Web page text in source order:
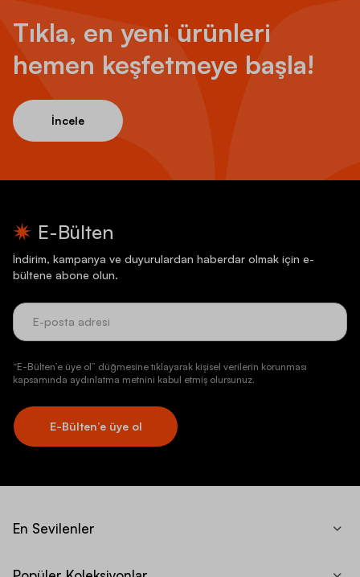
Tıkla, en yeni ürünleri
hemen keşfetmeye başla!
İncele
E-Bülten
İndirim, kampanya ve duyurulardan haberdar olmak için e-
bültene abone olun.
“E-Bülten’e üye ol” düğmesine tıklayarak kişisel verilerin korunması
kapsamında aydınlatma metnini kabul etmiş olursunuz.
E-Bülten’e üye ol
En Sevilenler